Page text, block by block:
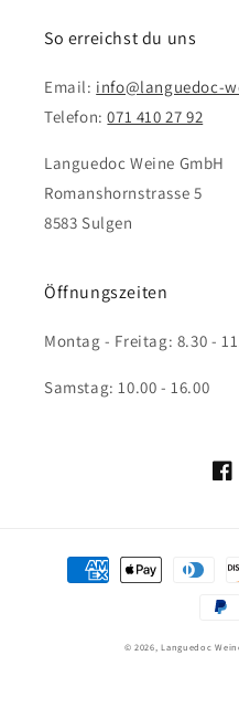
So erreichst du uns
Email: info@languedoc-
Telefon:071 410 27 92
Languedoc Weine GmbH
Romanshornstrasse 5
8583 Sulgen
Öffnungszeiten
Montag - Freitag: 8.30 -
Samstag: 10.00 - 16.00
Zahlungsmethoden
© 2026,Languedoc